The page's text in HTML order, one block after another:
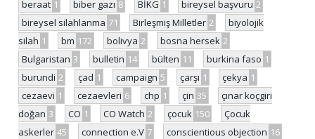
beraat 1 biber gazı 8 BİKG 1 bireysel başvuru 2
bireysel silahlanma 71 Birleşmiş Milletler 2
biyolojik
silah 1 bm 172 bolivya 2 bosna hersek 2
Bulgaristan 3 bulletin 14 bülten 11 burkina faso 1
burundi 2 çad 1 campaign 5 çarşı 1 çekya 1
cezaevi 1 cezaevleri 6 chp 1 çin 35
çınar koçgiri
doğan 3 CO 1 CO Watch 2 çocuk 150
Çocuk
askerler 45 connection e.V 7 conscientious objection 16